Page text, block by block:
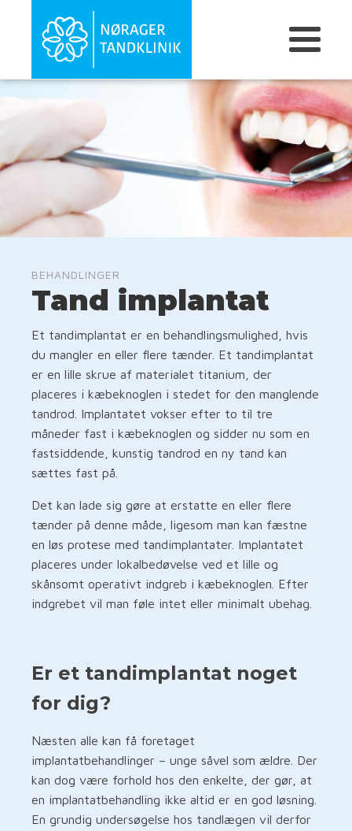
BEHANDLINGER
Tand implantat
Et tandimplantat er en behandlingsmulighed, hvis
du mangler en eller flere tænder. Et tandimplantat
er en lille skrue af materialet titanium, der
placeres i kæbeknoglen i stedet for den manglende
tandrod. Implantatet vokser efter to til tre
måneder fast i kæbeknoglen og sidder nu som en
fastsiddende, kunstig tandrod en ny tand kan
sættes fast på.
Det kan lade sig gøre at erstatte en eller flere
tænder på denne måde, ligesom man kan fæstne
en løs protese med tandimplantater. Implantatet
placeres under lokalbedøvelse ved et lille og
skånsomt operativt indgreb i kæbeknoglen. Efter
indgrebet vil man føle intet eller minimalt ubehag.
Er et tandimplantat noget
for dig?
Næsten alle kan få foretaget
implantatbehandlinger – unge såvel som ældre. Der
kan dog være forhold hos den enkelte, der gør, at
en implantatbehandling ikke altid er en god løsning.
En grundig undersøgelse hos tandlægen vil derfor